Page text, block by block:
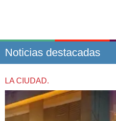
Noticias destacadas
LA CIUDAD.